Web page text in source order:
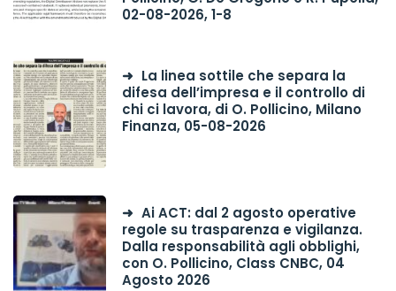
02-08-2026, 1-8
La linea sottile che separa la
difesa dell’impresa e il controllo di
chi ci lavora, di O. Pollicino, Milano
Finanza, 05-08-2026
Ai ACT: dal 2 agosto operative
regole su trasparenza e vigilanza.
Dalla responsabilità agli obblighi,
con O. Pollicino, Class CNBC, 04
Agosto 2026